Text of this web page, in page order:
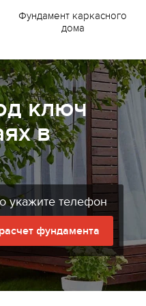
Фундамент каркасного
дома
ключ
в
укажите телефон
фундамента